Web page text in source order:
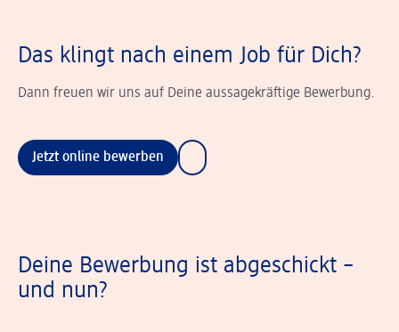
Das klingt nach einem Job für Dich?
Dann freuen wir uns auf Deine aussagekräftige Bewerbung.
Jetzt online bewerben
Deine Bewerbung ist abgeschickt –
und nun?